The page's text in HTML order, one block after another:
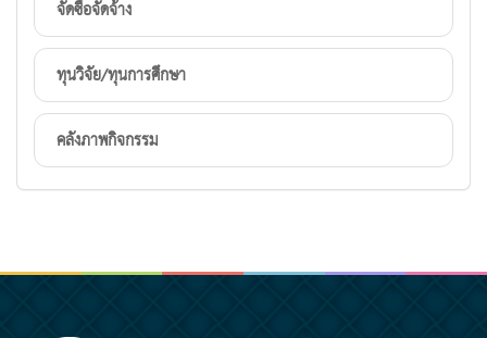
จัดซื้อจัดจ้าง
ทุนวิจัย/ทุนการศึกษา
คลังภาพกิจกรรม